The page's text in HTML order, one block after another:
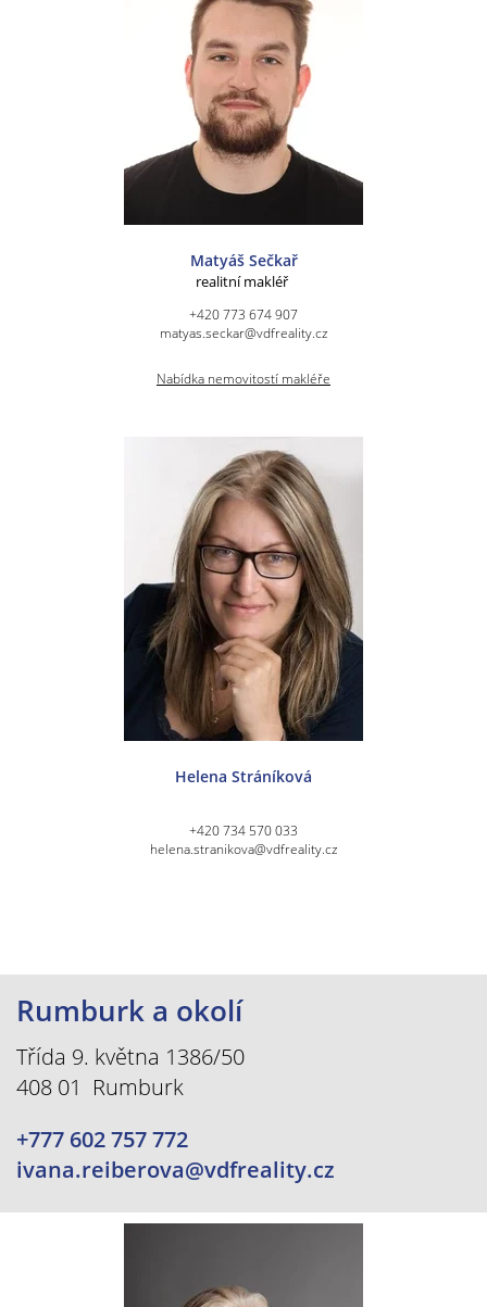
Matyáš Sečkař
realitní makléř
+420 773 674 907
matyas.seckar@vdfreality.cz
Nabídka nemovitostí makléře
Helena Stráníková
+420 734 570 033
helena.stranikova@vdfreality.cz
Rumburk a okolí
Třída 9. května 1386/50
408 01 Rumburk
+777 602 757 772
ivana.reiberova@vdfreality.cz